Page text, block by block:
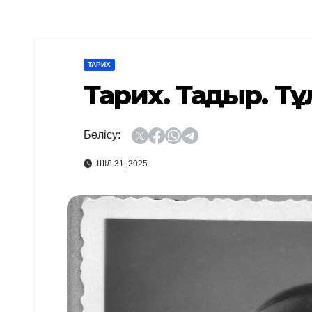
ТАРИХ
Тарих. Тағдыр.
Бөлісу:
ШІЛ 31, 2025